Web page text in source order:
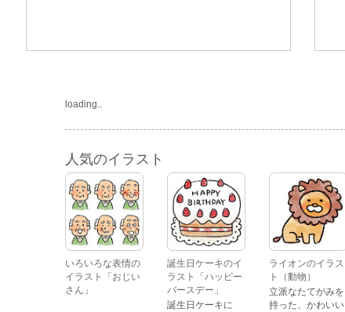
loading..
人気のイラスト
いろいろな表情の
イラスト「おじい
さん」
誕生日ケーキのイ
ラスト「ハッピー
バースデー」
誕生日ケーキに
ライオンのイラス
ト（動物）
立派なたてがみを
持った、かわいい